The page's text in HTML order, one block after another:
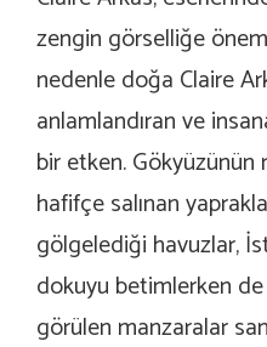
zengin görselliğe
nedenle doğa Claire
anlamlandıran ve
bir etken.
hafifçe salınan
gölgelediği havuzlar,
dokuyu betimlerken
görülen manzaralar